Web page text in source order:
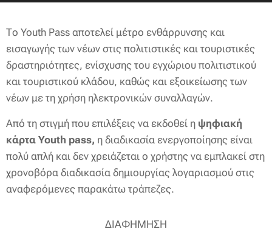
Το Youth Pass αποτελεί μέτρο ενθάρρυνσης και
εισαγωγής των νέων στις πολιτιστικές και τουριστικές
δραστηριότητες, ενίσχυσης του εγχώριου πολιτιστικού
και τουριστικού κλάδου, καθώς και εξοικείωσης των
νέων με τη χρήση ηλεκτρονικών συναλλαγών.
Από τη στιγμή που επιλέξεις να εκδοθεί η ψηφιακή
κάρτα Youth pass, η διαδικασία ενεργοποίησης είναι
πολύ απλή και δεν χρειάζεται ο χρήστης να εμπλακεί στη
χρονοβόρα διαδικασία δημιουργίας λογαριασμού στις
αναφερόμενες παρακάτω τράπεζες.
ΔΙΑΦΗΜΗΣΗ